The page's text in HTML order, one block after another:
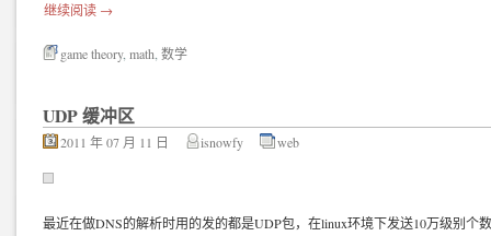
继续阅读 →
game theory, math 数学
UDP 缓冲区
2011 年 07 月 11 日 isnowfy web
最近在做DNS的解析时用的发的都是UDP包，在linux环境下发送10万级别个